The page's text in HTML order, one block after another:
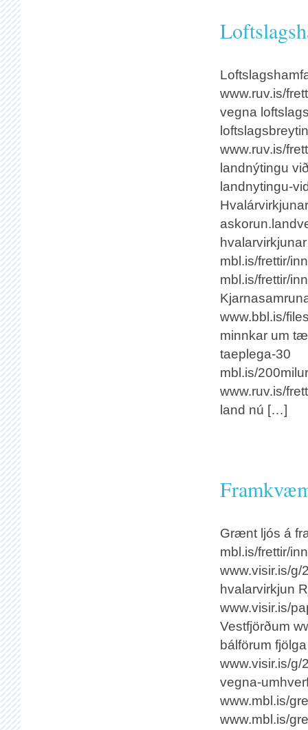
www.ruv.is/
vegna
www.ruv.is/
landnýtingu
landnytingu-
hvalarvirkjunar
mbl.is/frettir/
mbl.is/frettir/
www.bbl.is/
minnkar um
taeplega-30
mbl.is/
www.ruv.is/
land nú […]
Grænt ljós á
mbl.is/frettir/
www.visir.is/
hvalarvirkjun
www.visir.is/
Vestfjörðum
bálförum
www.visir.is/g/
vegna-
www.mbl.is/
www.mbl.is/